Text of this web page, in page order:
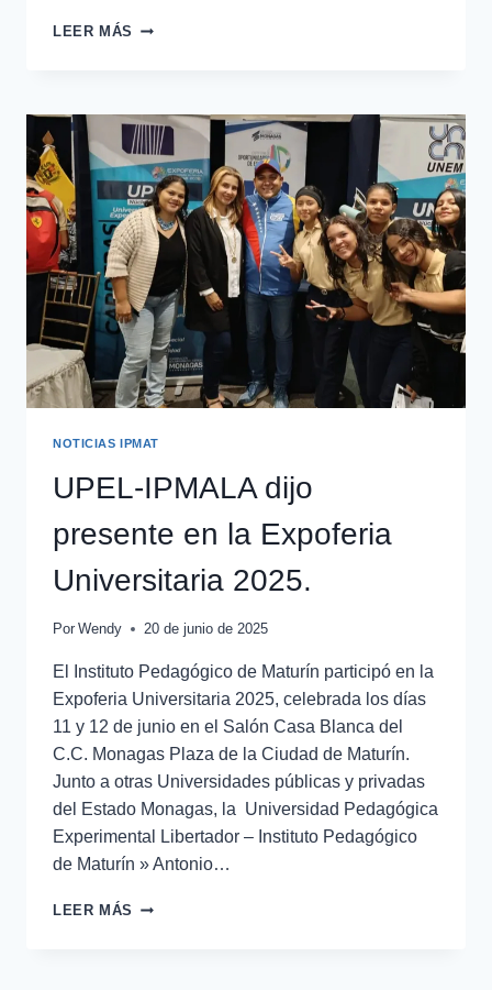
LEER MÁS
NOTICIAS IPMAT
UPEL-IPMALA dijo
presente en la Expoferia
Universitaria 2025.
Por Wendy 20 de junio de 2025
El Instituto Pedagógico de Maturín participó en la
Expoferia Universitaria 2025, celebrada los días
11 y 12 de junio en el Salón Casa Blanca del
C.C. Monagas Plaza de la Ciudad de Maturín.
Junto a otras Universidades públicas y privadas
del Estado Monagas, la Universidad Pedagógica
Experimental Libertador – Instituto Pedagógico
de Maturín » Antonio…
LEER MÁS